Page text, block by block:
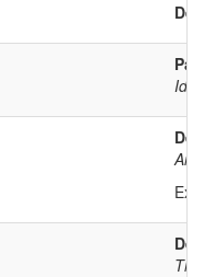
An